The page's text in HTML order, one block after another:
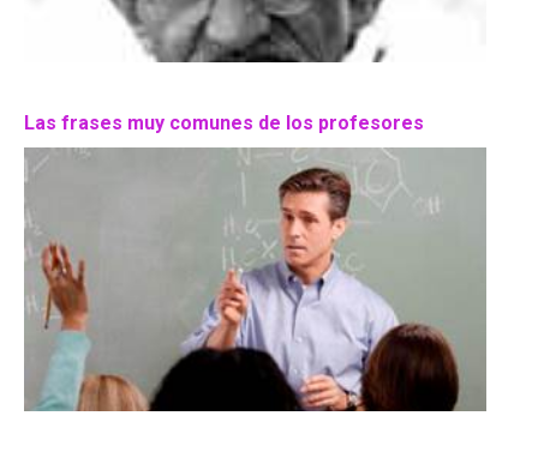
Las frases muy comunes de los profesores